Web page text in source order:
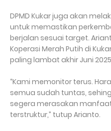
DPMD Kukar juga akan
untuk memastikan
berjalan sesuai target.
Koperasi Merah Putih di
paling lambat akhir Juni
“Kami memonitor terus.
semua sudah tuntas,
segera merasakan
terstruktur,” tutup Arianto.